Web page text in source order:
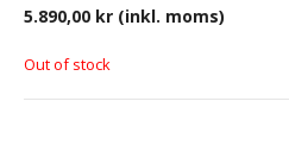
5.890,00 kr (inkl. moms)
Out of stock